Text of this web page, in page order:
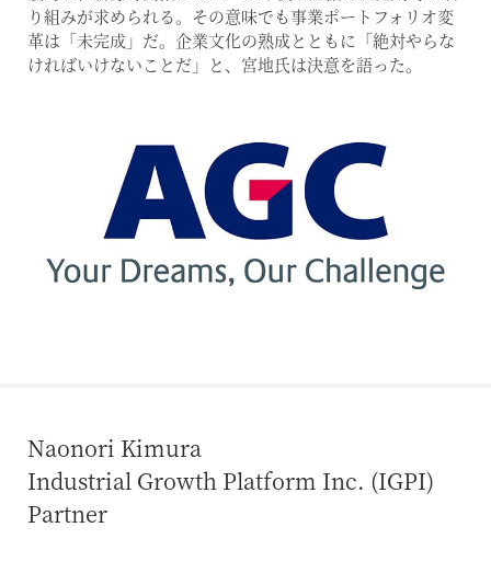
り組みが求められる。その意味でも事業ポートフォリオ変
革は「未完成」だ。企業文化の熟成とともに「絶対やらな
ければいけないことだ」と、宮地氏は決意を語った。
Naonori Kimura
Industrial Growth Platform Inc. (IGPI)
Partner